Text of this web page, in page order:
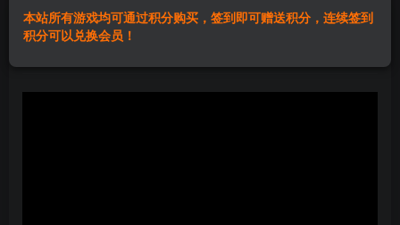
群主1号
本站所有游戏均可通过积分购买，签到即可赠送积分，连续签到
积分可以兑换会员！